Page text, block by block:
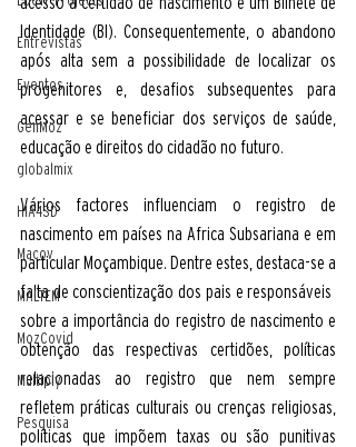
Entrevistas
Eventos
GenMoz
globalmix
HIA4SD
Macov
MALTEM
MozCovid
Multiply
Pesquisa
Identidade (BI). Consequentemente, o abandono
após alta sem a possibilidade de localizar os
progenitores e, desafios subsequentes para
acessar e se beneficiar dos serviços de saúde,
educação e direitos do cidadão no futuro.
Vários factores influenciam o registro de
nascimento em países na Africa Subsariana e em
particular Moçambique. Dentre estes, destaca-se a
falta de conscientização dos pais e responsáveis ​​
sobre a importância do registro de nascimento e
obtenção das respectivas certidões, políticas
relacionadas ao registro que nem sempre
refletem práticas culturais ou crenças religiosas,
políticas que impõem taxas ou são punitivas